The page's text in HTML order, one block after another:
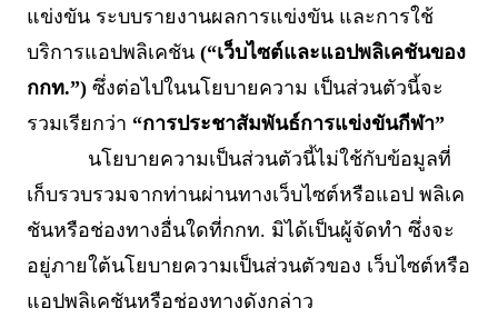
แข่งขัน ระบบรายงานผลการแข่งขัน และการใช้
บริการแอปพลิเคชัน (“เว็บไซต์และแอปพลิเคชันของ
กกท.”)ซึ่งต่อไปในนโยบายความ เป็นส่วนตัวนี้จะ
รวมเรียกว่า “การประชาสัมพันธ์การแข่งขันกีฬา”
นโยบายความเป็นส่วนตัวนี้ไม่ใช้กับข้อมูลที่
เก็บรวบรวมจากท่านผ่านทางเว็บไซต์หรือแอป พลิเค
ชันหรือช่องทางอื่นใดที่กกท. มิได้เป็นผู้จัดทำ ซึ่งจะ
อยู่ภายใต้นโยบายความเป็นส่วนตัวของ เว็บไซต์หรือ
แอปพลิเคชันหรือช่องทางดังกล่าว